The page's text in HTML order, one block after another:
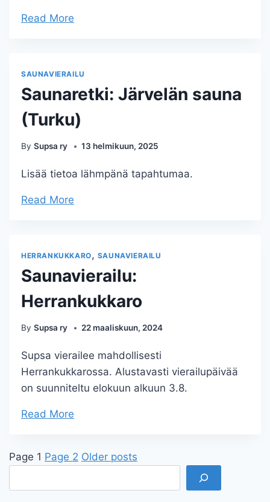
Read More
SAUNAVIERAILU
Saunaretki: Järvelän sauna
(Turku)
By Supsa ry 13 helmikuun, 2025
Lisää tietoa lähmpänä tapahtumaa.
Read More
HERRANKUKKARO , SAUNAVIERAILU
Saunavierailu:
Herrankukkaro
By Supsa ry 22 maaliskuun, 2024
Supsa vierailee mahdollisesti
Herrankukkarossa. Alustavasti vierailupäivää
on suunniteltu elokuun alkuun 3.8.
Read More
Artikkelien
sivutus
Page 1 Page 2 Older posts